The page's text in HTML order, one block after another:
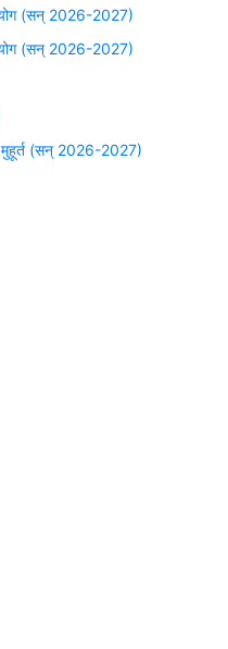
(सन् 2026-2027)
(सन् 2026-2027)
(सन् 2026-2027)